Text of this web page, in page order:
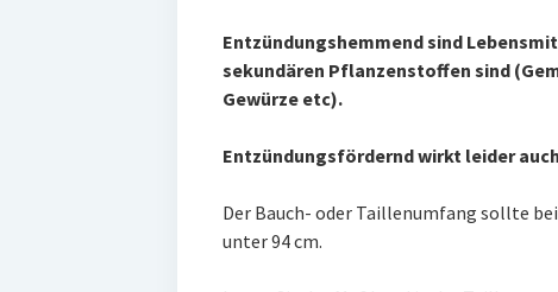
Entzündungshemmend sind
sekundären Pflanzenstoffen sind
Gewürze etc).
Entzündungsfördernd wirkt leider
Der Bauch- oder Taillenumfang sollte
unter 94 cm.